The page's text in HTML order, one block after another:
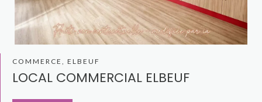
COMMERCE, ELBEUF
LOCAL COMMERCIAL ELBEUF